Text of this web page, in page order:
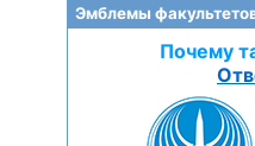
Эмблемы
Почему